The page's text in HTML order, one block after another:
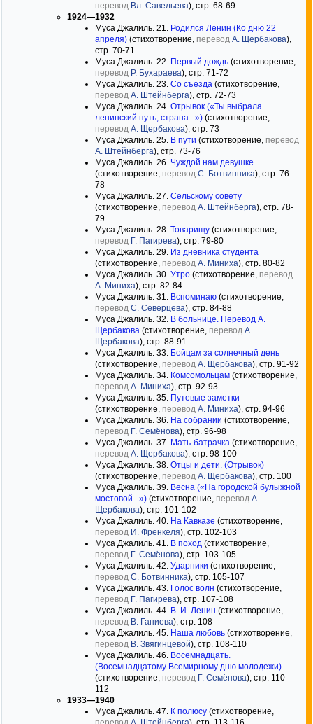
перевод Вл. Савельева), стр. 68-69
1924—1932
Муса Джалиль. 21. Родился Ленин (Ко дню 22
апреля) (стихотворение, перевод А. Щербакова),
стр. 70-71
Муса Джалиль. 22. Первый дождь (стихотворение,
перевод Р. Бухараева), стр. 71-72
Муса Джалиль. 23. Со съезда (стихотворение,
перевод А. Штейнберга), стр. 72-73
Муса Джалиль. 24. Отрывок («Ты выбрала
ленинский путь, страна...») (стихотворение,
перевод А. Щербакова), стр. 73
Муса Джалиль. 25. В пути (стихотворение, перевод
А. Штейнберга), стр. 73-76
Муса Джалиль. 26. Чуждой нам девушке
(стихотворение, перевод С. Ботвинника), стр. 76-
78
Муса Джалиль. 27. Сельскому совету
(стихотворение, перевод А. Штейнберга), стр. 78-
79
Муса Джалиль. 28. Товарищу (стихотворение,
перевод Г. Пагирева), стр. 79-80
Муса Джалиль. 29. Из дневника студента
(стихотворение, перевод А. Миниха), стр. 80-82
Муса Джалиль. 30. Утро (стихотворение, перевод
А. Миниха), стр. 82-84
Муса Джалиль. 31. Вспоминаю (стихотворение,
перевод С. Северцева), стр. 84-88
Муса Джалиль. 32. В больнице. Перевод А.
Щербакова (стихотворение, перевод А.
Щербакова), стр. 88-91
Муса Джалиль. 33. Бойцам за солнечный день
(стихотворение, перевод А. Щербакова), стр. 91-92
Муса Джалиль. 34. Комсомольцам (стихотворение,
перевод А. Миниха), стр. 92-93
Муса Джалиль. 35. Путевые заметки
(стихотворение, перевод А. Миниха), стр. 94-96
Муса Джалиль. 36. На собрании (стихотворение,
перевод Г. Семёнова), стр. 96-98
Муса Джалиль. 37. Мать-батрачка (стихотворение,
перевод А. Щербакова), стр. 98-100
Муса Джалиль. 38. Отцы и дети. (Отрывок)
(стихотворение, перевод А. Щербакова), стр. 100
Муса Джалиль. 39. Весна («На городской булыжной
мостовой...») (стихотворение, перевод А.
Щербакова), стр. 101-102
Муса Джалиль. 40. На Кавказе (стихотворение,
перевод И. Френкеля), стр. 102-103
Муса Джалиль. 41. В поход (стихотворение,
перевод Г. Семёнова), стр. 103-105
Муса Джалиль. 42. Ударники (стихотворение,
перевод С. Ботвинника), стр. 105-107
Муса Джалиль. 43. Голос волн (стихотворение,
перевод Г. Пагирева), стр. 107-108
Муса Джалиль. 44. В. И. Ленин (стихотворение,
перевод В. Ганиева), стр. 108
Муса Джалиль. 45. Наша любовь (стихотворение,
перевод В. Звягинцевой), стр. 108-110
Муса Джалиль. 46. Восемнадцать.
(Восемнадцатому Всемирному дню молодежи)
(стихотворение, перевод Г. Семёнова), стр. 110-
112
1933—1940
Муса Джалиль. 47. К полюсу (стихотворение,